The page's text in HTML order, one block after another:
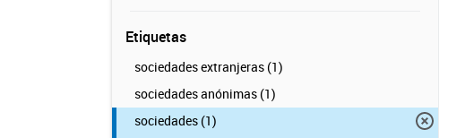
Etiquetas
sociedades extranjeras (1)
sociedades anónimas (1)
sociedades (1)